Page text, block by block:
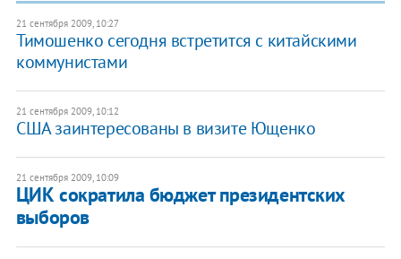
21 сентября 2009, 10:27
Тимошенко сегодня встретится с китайскими
коммунистами
21 сентября 2009, 10:12
США заинтересованы в визите Ющенко
21 сентября 2009, 10:09
ЦИК сократила бюджет президентских
выборов